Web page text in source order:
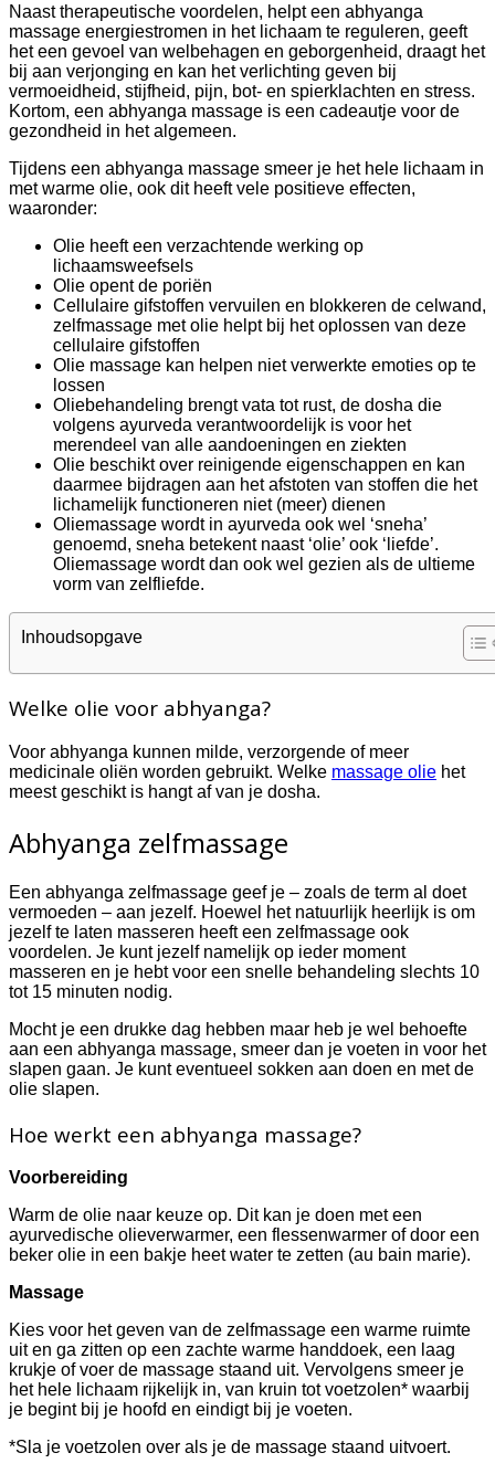
Naast therapeutische voordelen, helpt een abhyanga
massage energiestromen in het lichaam te reguleren, geeft
het een gevoel van welbehagen en geborgenheid, draagt het
bij aan verjonging en kan het verlichting geven bij
vermoeidheid, stijfheid, pijn, bot- en spierklachten en stress.
Kortom, een abhyanga massage is een cadeautje voor de
gezondheid in het algemeen.
Tijdens een abhyanga massage smeer je het hele lichaam in
met warme olie, ook dit heeft vele positieve effecten,
waaronder:
Olie heeft een verzachtende werking op
lichaamsweefsels
Olie opent de poriën
Cellulaire gifstoffen vervuilen en blokkeren de celwand,
zelfmassage met olie helpt bij het oplossen van deze
cellulaire gifstoffen
Olie massage kan helpen niet verwerkte emoties op te
lossen
Oliebehandeling brengt vata tot rust, de dosha die
volgens ayurveda verantwoordelijk is voor het
merendeel van alle aandoeningen en ziekten
Olie beschikt over reinigende eigenschappen en kan
daarmee bijdragen aan het afstoten van stoffen die het
lichamelijk functioneren niet (meer) dienen
Oliemassage wordt in ayurveda ook wel ‘sneha’
genoemd, sneha betekent naast ‘olie’ ook ‘liefde’.
Oliemassage wordt dan ook wel gezien als de ultieme
vorm van zelfliefde.
Inhoudsopgave
Welke olie voor abhyanga?
Voor abhyanga kunnen milde, verzorgende of meer
medicinale oliën worden gebruikt. Welke massage olie het
meest geschikt is hangt af van je dosha.
Abhyanga zelfmassage
Een abhyanga zelfmassage geef je – zoals de term al doet
vermoeden – aan jezelf. Hoewel het natuurlijk heerlijk is om
jezelf te laten masseren heeft een zelfmassage ook
voordelen. Je kunt jezelf namelijk op ieder moment
masseren en je hebt voor een snelle behandeling slechts 10
tot 15 minuten nodig.
Mocht je een drukke dag hebben maar heb je wel behoefte
aan een abhyanga massage, smeer dan je voeten in voor het
slapen gaan. Je kunt eventueel sokken aan doen en met de
olie slapen.
Hoe werkt een abhyanga massage?
Voorbereiding
Warm de olie naar keuze op. Dit kan je doen met een
ayurvedische olieverwarmer, een flessenwarmer of door een
beker olie in een bakje heet water te zetten (au bain marie).
Massage
Kies voor het geven van de zelfmassage een warme ruimte
uit en ga zitten op een zachte warme handdoek, een laag
krukje of voer de massage staand uit. Vervolgens smeer je
het hele lichaam rijkelijk in, van kruin tot voetzolen* waarbij
je begint bij je hoofd en eindigt bij je voeten.
*Sla je voetzolen over als je de massage staand uitvoert.